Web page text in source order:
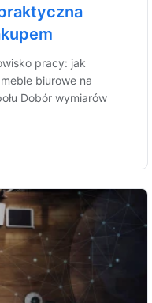
pracy: jak
biurowe na
Dobór wymiarów